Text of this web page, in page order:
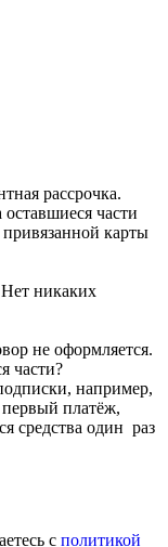
рассрочка.
оставшиеся части
привязанной карты
никаких
не оформляется.
части?
например,
платёж,
средства один раз
с политикой